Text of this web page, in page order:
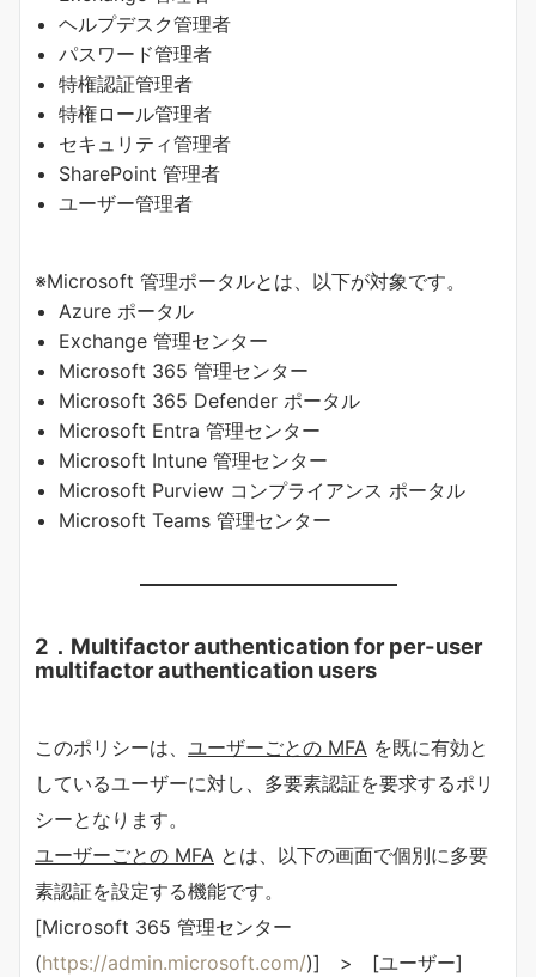
ヘルプデスク管理者
パスワード管理者
特権認証管理者
特権ロール管理者
セキュリティ管理者
SharePoint 管理者
ユーザー管理者
※Microsoft 管理ポータルとは、以下が対象です。
Azure ポータル
Exchange 管理センター
Microsoft 365 管理センター
Microsoft 365 Defender ポータル
Microsoft Entra 管理センター
Microsoft Intune 管理センター
Microsoft Purview コンプライアンス ポータル
Microsoft Teams 管理センター
2．Multifactor authentication for per-user
multifactor authentication users
このポリシーは、 ユーザーごとの MFA を既に有効と
しているユーザーに対し、多要素認証を要求するポリ
シーとなります。
ユーザーごとの MFA とは、以下の画面で個別に多要
素認証を設定する機能です。
[Microsoft 365 管理センター
(https://admin.microsoft.com/)] > [ユーザー]